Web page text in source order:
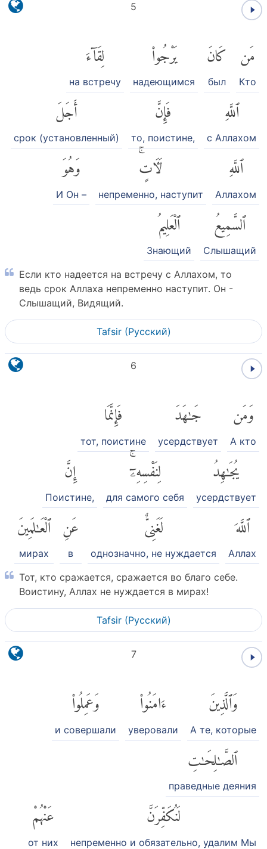
5
مَن
Кто
كَانَ
был
يَرْجُوا۟
надеющимся
لِقَآءَ
на встречу
ٱللَّهِ
с Аллахом
فَإِنَّ
то, поистине,
أَجَلَ
срок (установленный)
ٱللَّهِ
Аллахом
لَءَاتٍۚ
непременно, наступит
وَهُوَ
И Он –
ٱلسَّمِيعُ
Слышащий
ٱلْعَلِيمُ
Знающий
Если кто надеется на встречу с Аллахом, то
ведь срок Аллаха непременно наступит. Он -
Слышащий, Видящий.
Tafsir (Pусский)
6
وَمَن
А кто
جَٰهَدَ
усердствует
فَإِنَّمَا
тот, поистине
يُجَٰهِدُ
усердствует
لِنَفْسِهِۦٓۚ
для самого себя
إِنَّ
Поистине,
ٱللَّهَ
Аллах
لَغَنِىٌّ
однозначно, не нуждается
عَنِ
в
ٱلْعَٰلَمِينَ
мирах
Тот, кто сражается, сражается во благо себе.
Воистину, Аллах не нуждается в мирах!
Tafsir (Pусский)
7
وَٱلَّذِينَ
А те, которые
ءَامَنُوا۟
уверовали
وَعَمِلُوا۟
и совершали
ٱلصَّٰلِحَٰتِ
праведные деяния
لَنُكَفِّرَنَّ
непременно и обязательно, удалим Мы
عَنْهُمْ
от них